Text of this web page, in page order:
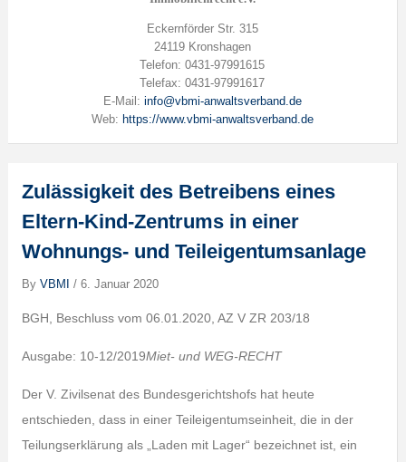
Eckernförder Str. 315
24119 Kronshagen
Telefon: 0431-97991615
Telefax: 0431-97991617
E-Mail: info@vbmi-anwaltsverband.de
Web: https://www.vbmi-anwaltsverband.de
Zulässigkeit des Betreibens eines
Eltern-Kind-Zentrums in einer
Wohnungs- und Teileigentumsanlage
By VBMI / 6. Januar 2020
BGH, Beschluss vom 06.01.2020, AZ V ZR 203/18
Ausgabe: 10-12/2019Miet- und WEG-RECHT
Der V. Zivilsenat des Bundesgerichtshofs hat heute
entschieden, dass in einer Teileigentumseinheit, die in der
Teilungserklärung als „Laden mit Lager“ bezeichnet ist, ein